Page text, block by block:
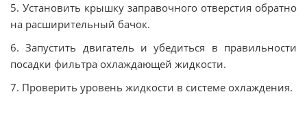
5. Установить крышку заправочного отверстия обратно
на расширительный бачок.
6. Запустить двигатель и убедиться в правильности
посадки фильтра охлаждающей жидкости.
7. Проверить уровень жидкости в системе охлаждения.